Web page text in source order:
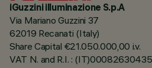
iGuzzini illuminazione S.p.A
Via Mariano Guzzini 37
62019 Recanati (Italy)
Share Capital €21.050.000,00 i.v.
VAT N. and R.I. : (IT)00082630435